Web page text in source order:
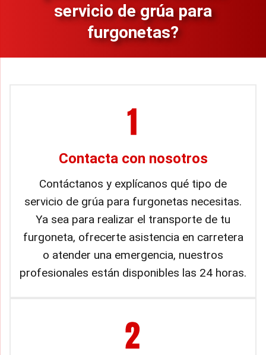
servicio de grúa para
furgonetas?
Contacta con nosotros
Contáctanos y explícanos qué tipo de
servicio de grúa para furgonetas necesitas.
Ya sea para realizar el transporte de tu
furgoneta, ofrecerte asistencia en carretera
o atender una emergencia, nuestros
profesionales están disponibles las 24 horas.